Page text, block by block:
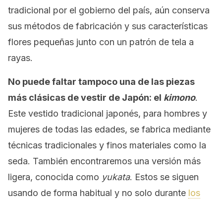
tradicional por el gobierno del país, aún conserva
sus métodos de fabricación y sus características
flores pequeñas junto con un patrón de tela a
rayas.
No puede faltar tampoco una de las piezas
más clásicas de vestir de Japón: el kimono.
Este vestido tradicional japonés, para hombres y
mujeres de todas las edades, se fabrica mediante
técnicas tradicionales y finos materiales como la
seda. También encontraremos una versión más
ligera, conocida como yukata. Estos se siguen
usando de forma habitual y no solo durante los